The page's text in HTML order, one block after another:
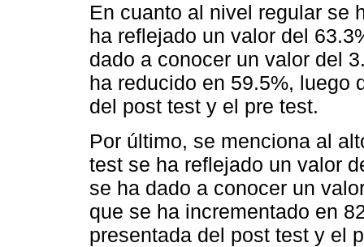
En cuanto al nivel regular se
ha reflejado un valor del
dado a conocer un valor del
ha reducido en 59.5%, luego
del post test y el pre test.
Por último, se menciona al
test se ha reflejado un valor
se ha dado a conocer un
que se ha incrementado en
presentada del post test y el